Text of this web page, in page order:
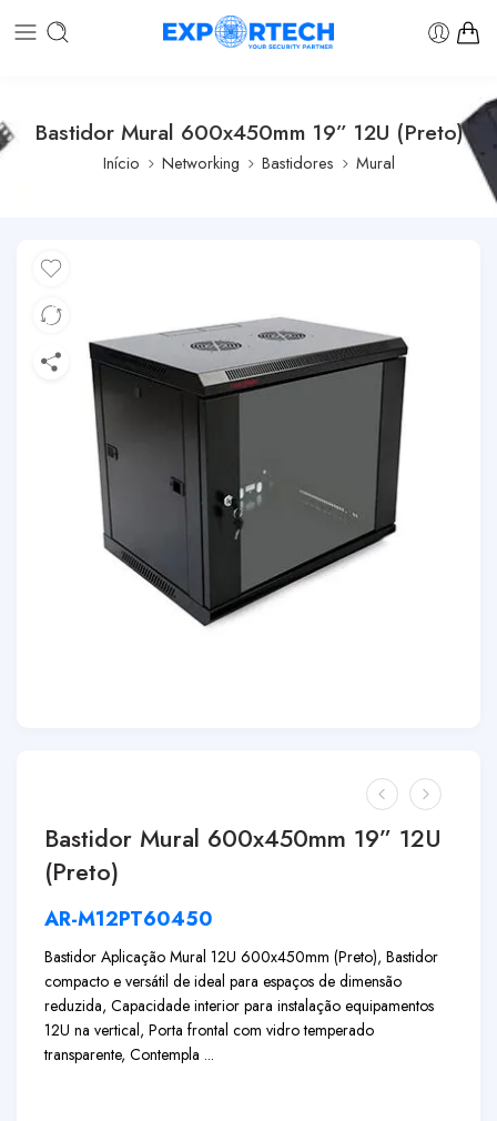
Bastidor Mural 600x450mm 19” 12U (Preto)
Início Networking Bastidores Mural
Bastidor Mural 600x450mm 19” 12U
(Preto)
AR-M12PT60450
Bastidor Aplicação Mural 12U 600x450mm (Preto), Bastidor
compacto e versátil de ideal para espaços de dimensão
reduzida, Capacidade interior para instalação equipamentos
12U na vertical, Porta frontal com vidro temperado
transparente, Contempla ...